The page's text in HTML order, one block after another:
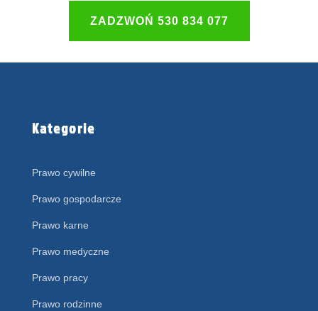
ZADZWOŃ 530 834 077
Kategorie
Prawo cywilne
Prawo gospodarcze
Prawo karne
Prawo medyczne
Prawo pracy
Prawo rodzinne